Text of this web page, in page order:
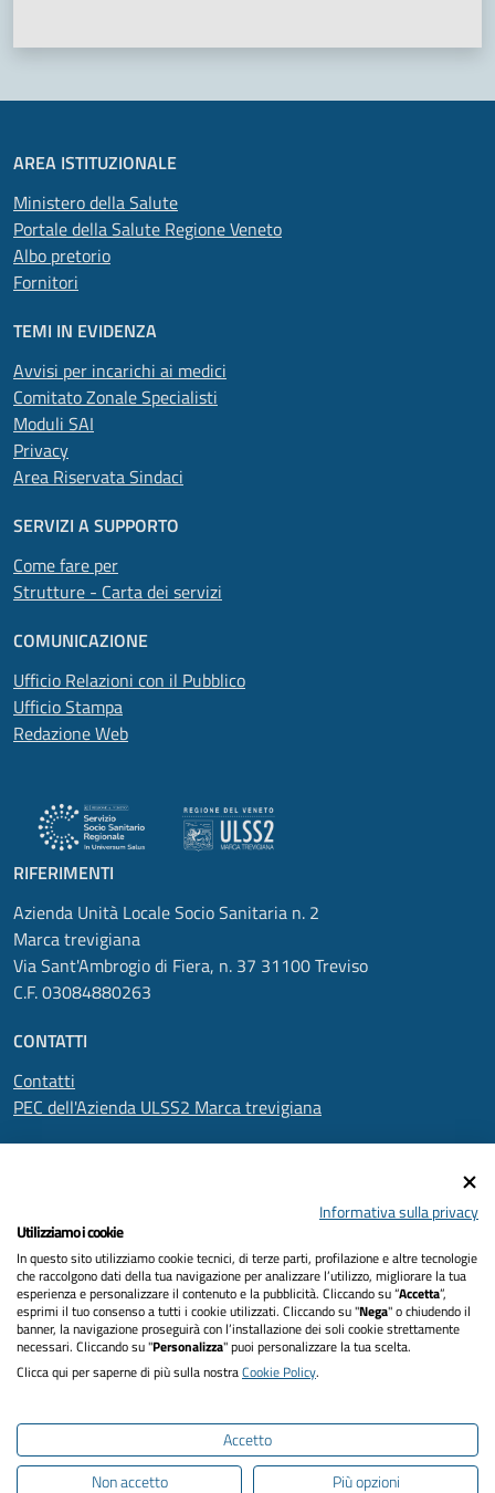
AREA ISTITUZIONALE
Ministero della Salute
Portale della Salute Regione Veneto
Albo pretorio
Fornitori
TEMI IN EVIDENZA
Avvisi per incarichi ai medici
Comitato Zonale Specialisti
Moduli SAI
Privacy
Area Riservata Sindaci
SERVIZI A SUPPORTO
Come fare per
Strutture - Carta dei servizi
COMUNICAZIONE
Ufficio Relazioni con il Pubblico
Ufficio Stampa
Redazione Web
RIFERIMENTI
Azienda Unità Locale Socio Sanitaria n. 2
Marca trevigiana
Via Sant'Ambrogio di Fiera, n. 37 31100 Treviso
C.F. 03084880263
CONTATTI
Contatti
PEC dell'Azienda ULSS2 Marca trevigiana
Informativa privacy
Dichiarazione di accessibilità
Note legali
Informativa sulla privacy
Utilizziamo i cookie
In questo sito utilizziamo cookie tecnici, di terze parti, profilazione e altre tecnologie
che raccolgono dati della tua navigazione per analizzare l’utilizzo, migliorare la tua
esperienza e personalizzare il contenuto e la pubblicità. Cliccando su “Accetta”,
esprimi il tuo consenso a tutti i cookie utilizzati. Cliccando su "Nega" o chiudendo il
banner, la navigazione proseguirà con l’installazione dei soli cookie strettamente
necessari. Cliccando su "Personalizza" puoi personalizzare la tua scelta.
Clicca qui per saperne di più sulla nostraCookie Policy.
Accetto
Non accetto
Più opzioni